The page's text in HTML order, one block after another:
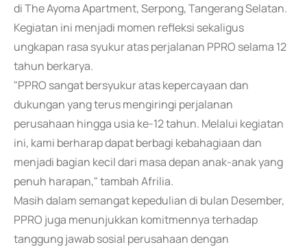
di The Ayoma Apartment, Serpong, Tangerang Selatan.
Kegiatan ini menjadi momen refleksi sekaligus
ungkapan rasa syukur atas perjalanan PPRO selama 12
tahun berkarya.
"PPRO sangat bersyukur atas kepercayaan dan
dukungan yang terus mengiringi perjalanan
perusahaan hingga usia ke-12 tahun. Melalui kegiatan
ini, kami berharap dapat berbagi kebahagiaan dan
menjadi bagian kecil dari masa depan anak-anak yang
penuh harapan," tambah Afrilia.
Masih dalam semangat kepedulian di bulan Desember,
PPRO juga menunjukkan komitmennya terhadap
tanggung jawab sosial perusahaan dengan